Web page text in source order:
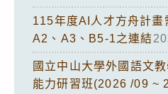
115年度AI人才方舟計畫
A2、A3、B5-1之連結
國立中山大學外國語文
能力研習班(2026 /09 ~